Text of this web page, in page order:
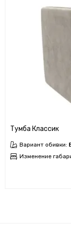
Тумба Классик
Вариант обивки:
Изменение